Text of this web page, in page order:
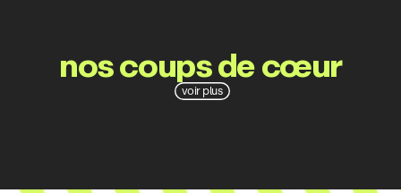
voir plus
nos coups de cœur